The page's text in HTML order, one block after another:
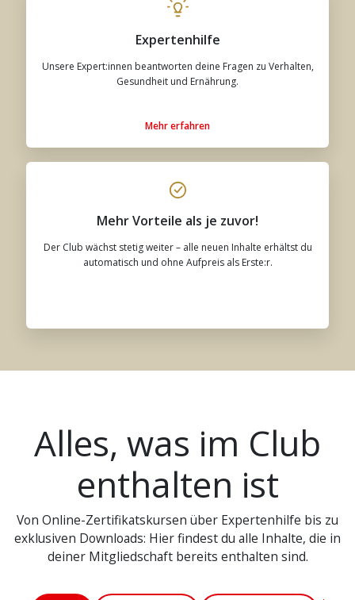
Expertenhilfe
Unsere Expert:innen beantworten deine Fragen zu Verhalten,
Gesundheit und Ernährung.
Mehr erfahren
Mehr Vorteile als je zuvor!
Der Club wächst stetig weiter – alle neuen Inhalte erhältst du
automatisch und ohne Aufpreis als Erste:r.
Alles, was im Club
enthalten ist
Von Online-Zertifikatskursen über Expertenhilfe bis zu
exklusiven Downloads: Hier findest du alle Inhalte, die in
deiner Mitgliedschaft bereits enthalten sind.